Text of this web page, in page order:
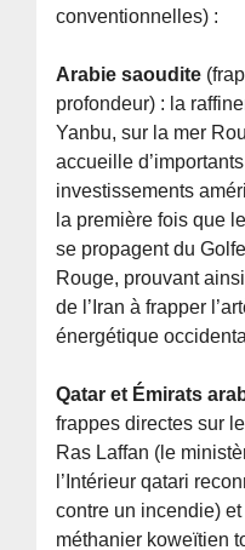
conventionnelles) :
Arabie saoudite
profondeur) : la
Yanbu, sur la mer
accueille d’importants
investissements
la première fois que
se propagent du
Rouge, prouvant
de l’Iran à frapper
énergétique
Qatar et Émirats
frappes directes sur
Ras Laffan (le
l’Intérieur qatari
contre un incendie) et
méthanier koweïtien